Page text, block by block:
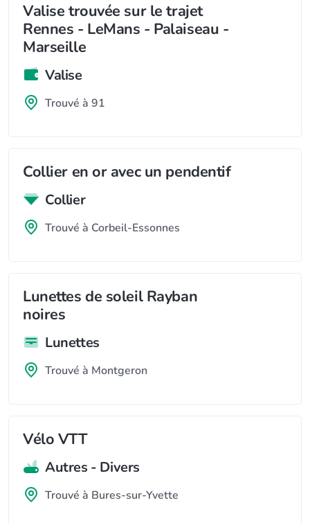
Valise trouvée sur le trajet
Rennes - LeMans - Palaiseau -
Marseille
Valise
Trouvé à 91
Collier en or avec un pendentif
Collier
Trouvé à Corbeil-Essonnes
Lunettes de soleil Rayban
noires
Lunettes
Trouvé à Montgeron
Vélo VTT
Autres - Divers
Trouvé à Bures-sur-Yvette